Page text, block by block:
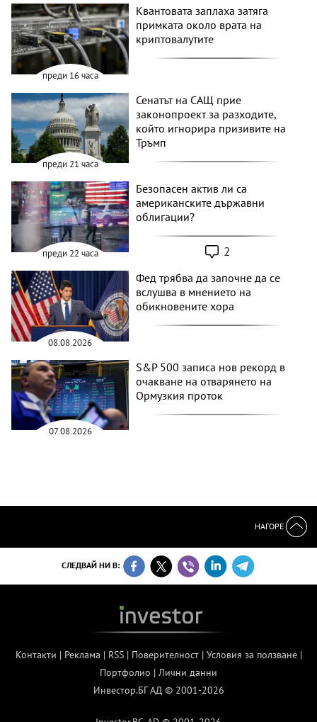
преди 16 часа
Квантовата заплаха затяга
примката около врата на
криптовалутите
преди 21 часа
Сенатът на САЩ прие
законопроект за разходите,
който игнорира призивите на
Тръмп
преди 22 часа
Безопасен актив ли са
американските държавни
облигации?
2
08.08.2026
Фед трябва да започне да се
вслушва в мнението на
обикновените хора
07.08.2026
S&P 500 записа нов рекорд в
очакване на отварянето на
Ормузкия проток
НАГОРЕ
СЛЕДВАЙ НИ В:
Контакти | Реклама | RSS| Поверителност| Условия за ползване|
Портфолио | Лични данни
Инвестор.БГ АД © 2001-2026